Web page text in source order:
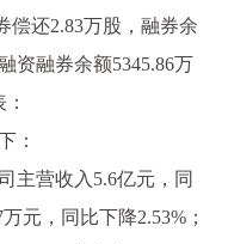
偿还2.83万股，融券余
资融券余额5345.86万
：
主营收入5.6亿元，同
元，同比下降2.53%；